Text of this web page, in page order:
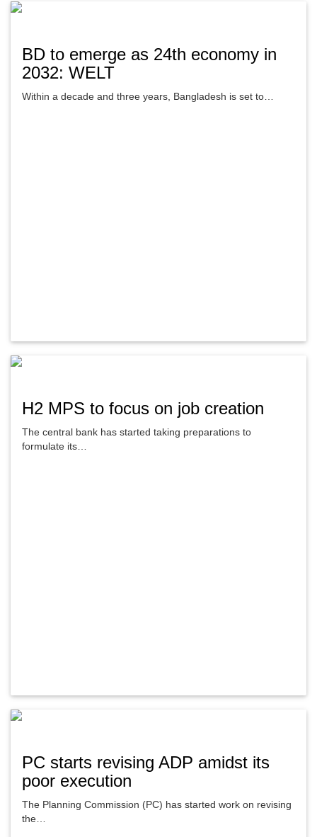
BD to emerge as 24th economy in
2032: WELT
Within a decade and three years, Bangladesh is set to…
H2 MPS to focus on job creation
The central bank has started taking preparations to
formulate its…
PC starts revising ADP amidst its
poor execution
The Planning Commission (PC) has started work on revising
the…